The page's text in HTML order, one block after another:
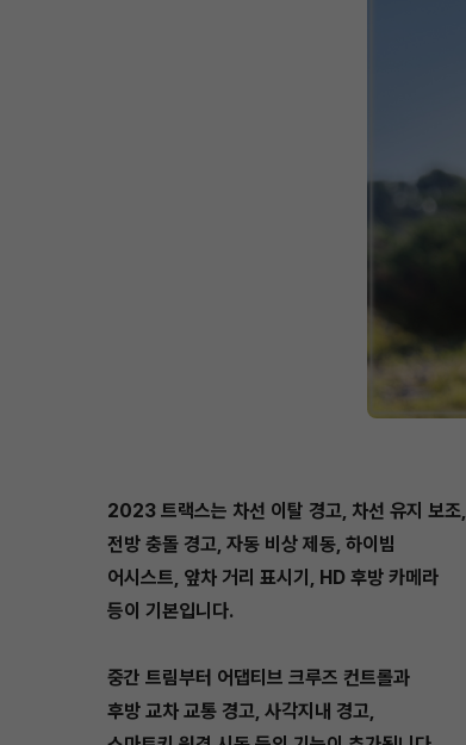
2023 트랙스는 차선 이탈 경고, 차선 유지 보조,
전방 충돌 경고, 자동 비상 제동, 하이빔
어시스트, 앞차 거리 표시기, HD 후방 카메라
등이 기본입니다.
중간 트림부터 어댑티브 크루즈 컨트롤과
후방 교차 교통 경고, 사각지내 경고,